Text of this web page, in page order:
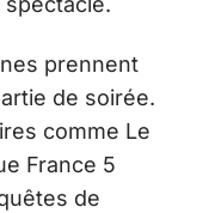
prennent
de soirée.
comme Le
France 5
de